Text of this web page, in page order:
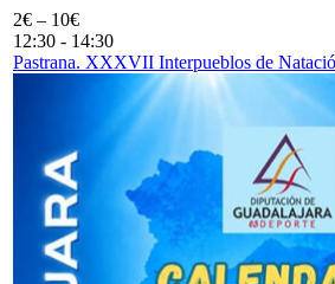
2€ – 10€
12:30 - 14:30
Pastrana. XXXVII Interpueblos de